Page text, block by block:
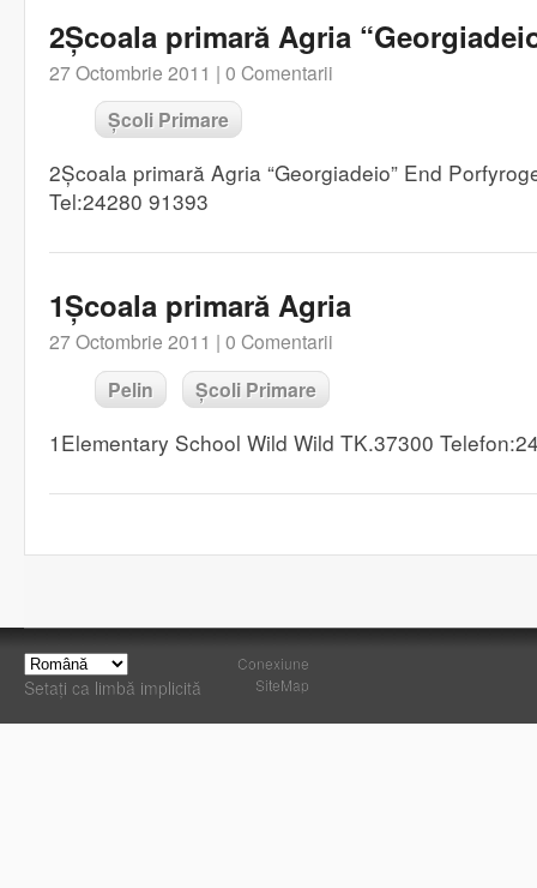
2Școala primară Agria
27 Octombrie 2011 | 0 Comentarii
Școli Primare
2Școala primară Agria “Georgiadeio” End
Tel:24280 91393
1Școala primară Agria
27 Octombrie 2011 | 0 Comentarii
Pelin Școli Primare
1Elementary School Wild Wild TK.37300
Setați ca limbă implicită
Conexiune
SiteMap